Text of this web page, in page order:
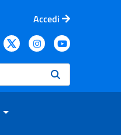
Accedi